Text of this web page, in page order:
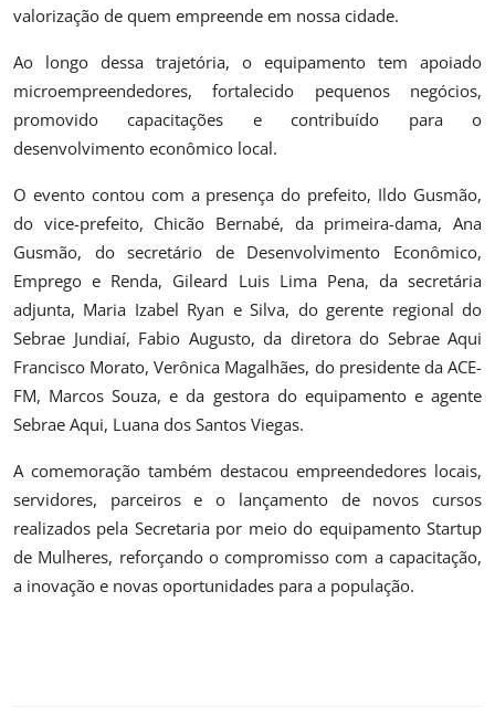
valorização de quem empreende em nossa cidade.
Ao longo dessa trajetória, o equipamento tem apoiado
microempreendedores, fortalecido pequenos negócios,
promovido capacitações e contribuído para o
desenvolvimento econômico local.
O evento contou com a presença do prefeito, Ildo Gusmão,
do vice-prefeito, Chicão Bernabé, da primeira-dama, Ana
Gusmão, do secretário de Desenvolvimento Econômico,
Emprego e Renda, Gileard Luis Lima Pena, da secretária
adjunta, Maria Izabel Ryan e Silva, do gerente regional do
Sebrae Jundiaí, Fabio Augusto, da diretora do Sebrae Aqui
Francisco Morato, Verônica Magalhães, do presidente da ACE-
FM, Marcos Souza, e da gestora do equipamento e agente
Sebrae Aqui, Luana dos Santos Viegas.
A comemoração também destacou empreendedores locais,
servidores, parceiros e o lançamento de novos cursos
realizados pela Secretaria por meio do equipamento Startup
de Mulheres, reforçando o compromisso com a capacitação,
a inovação e novas oportunidades para a população.